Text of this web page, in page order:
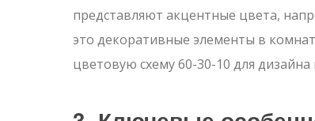
представляют акцентные цвета,
это декоративные элементы в
цветовую схему 60-30-10 для дизайна